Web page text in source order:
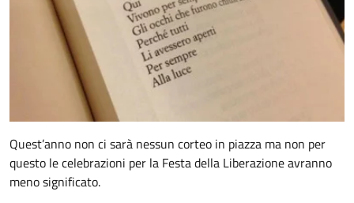
Quest’anno non ci sarà nessun corteo in piazza ma non per
questo le celebrazioni per la Festa della Liberazione avranno
meno significato.